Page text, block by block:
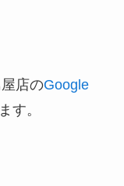
店のGoogle
す。